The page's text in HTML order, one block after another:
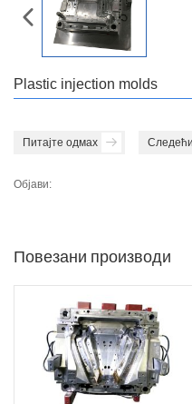
Plastic injection molds
Питајте одмах
Објави:
Повезани производи